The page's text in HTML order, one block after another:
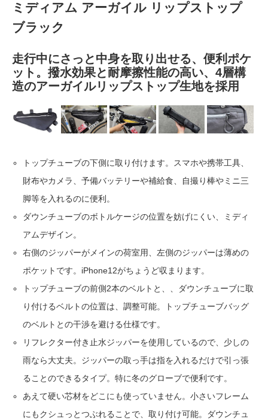
ミディアム アーガイル リップストップ
ブラック
走行中にさっと中身を取り出せる、便利ポケ
ット。撥水効果と耐摩擦性能の高い、4層構
造のアーガイルリップストップ生地を採用
トップチューブの下側に取り付けます。スマホや携帯工具、
財布やカメラ、予備バッテリーや補給食、自撮り棒やミニ三
脚等を入れるのに便利。
ダウンチューブのボトルケージの位置を妨げにくい、ミディ
アムデザイン。
右側のジッパーがメインの荷室用、左側のジッパーは薄めの
ポケットです。iPhone12がちょうど収まります。
トップチューブの前側2本のベルトと、、ダウンチューブに取
り付けるベルトの位置は、調整可能。トップチューブバッグ
のベルトとの干渉を避ける仕様です。
リフレクター付き止水ジッパーを使用しているので、少しの
雨なら大丈夫。ジッパーの取っ手は指を入れるだけで引っ張
ることのできるタイプ。特に冬のグローブで便利です。
あえて硬い芯材をどこにも使っていません。小さいフレーム
にもクシュっとつぶれることで、取り付け可能。ダウンチュ